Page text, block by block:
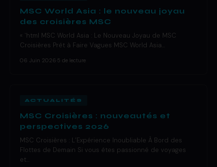
MSC World Asia : le nouveau joyau
des croisières MSC
« `html MSC World Asia : Le Nouveau Joyau de MSC
Croisières Prêt à Faire Vagues MSC World Asia…
06 Juin 2026 5 de lecture
ACTUALITÉS
MSC Croisières : nouveautés et
perspectives 2026
MSC Croisières : L’Expérience Inoubliable À Bord des
Flottes de Demain Si vous êtes passionné de voyages
et…